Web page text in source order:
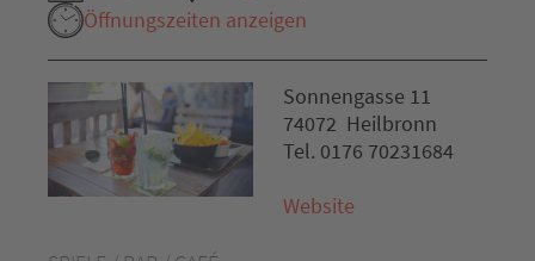
Öffnungszeiten anzeigen
Sonnengasse 11
74072 Heilbronn
Tel. 0176 70231684
Website